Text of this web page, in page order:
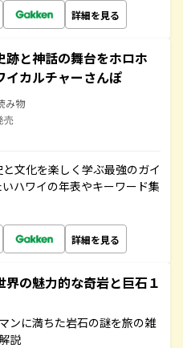
詳細を見る
と神話の舞台をホロホ
カルチャーさんぽ
み物
売
文化を楽しく学ぶ最強のガイ
ハワイの年表やキーワード集
詳細を見る
の魅力的な奇岩と巨石１
ンに満ちた岩石の謎を旅の雑
説